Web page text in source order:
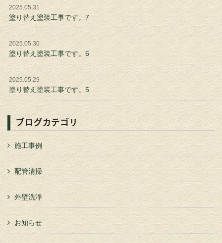
2025.05.31
塗り替え塗装工事です。7
2025.05.30
塗り替え塗装工事です。6
2025.05.29
塗り替え塗装工事です。5
ブログカテゴリ
施工事例
配管清掃
外壁洗浄
お知らせ